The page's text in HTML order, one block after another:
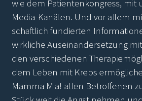
wie dem Patientenkongress, mit
Media-Kanälen. Und vor allem
schaftlich fundierten
wirkliche Auseinandersetzung
den verschiedenen
dem Leben mit Krebs
Mamma Mia! allen Betroffenen